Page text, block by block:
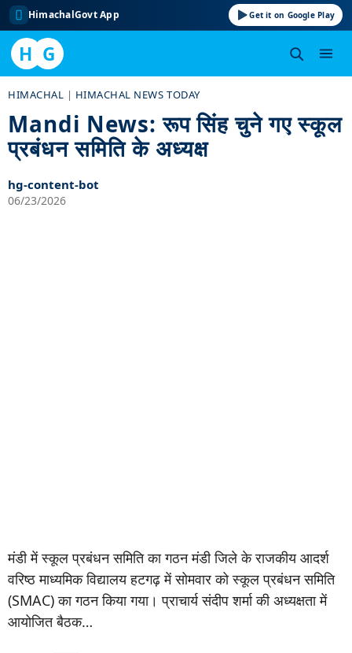
HimachalGovt App Get it on Google Play
H G
content
HIMACHAL | HIMACHAL NEWS TODAY
Mandi News: रूप सिंह चुने गए स्कूल
प्रबंधन समिति के अध्यक्ष
hg-content-bot
06/23/2026
मंडी में स्कूल प्रबंधन समिति का गठन मंडी जिले के राजकीय आदर्श
वरिष्ठ माध्यमिक विद्यालय हटगढ़ में सोमवार को स्कूल प्रबंधन समिति
(SMAC) का गठन किया गया। प्राचार्य संदीप शर्मा की अध्यक्षता में
आयोजित बैठक…